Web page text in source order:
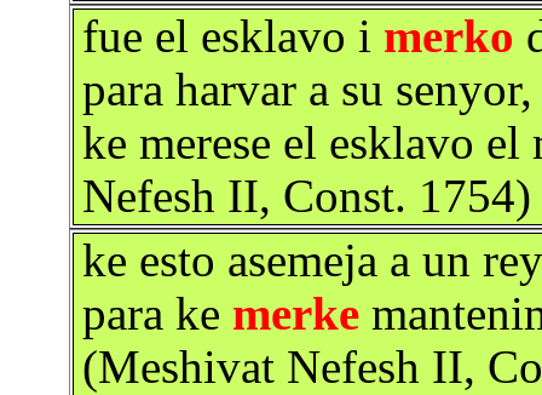
fue el esklavo i merko
para harvar a su
ke merese el esklavo
Nefesh II, Const. 1754)
ke esto asemeja a un
para ke merke
(Meshivat Nefesh II,